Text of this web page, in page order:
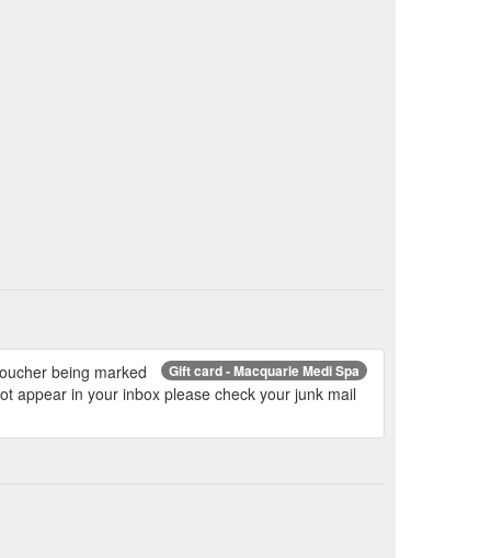
Gift card - Macquarie Medi Spa
being marked
appear in your inbox please check your junk mail